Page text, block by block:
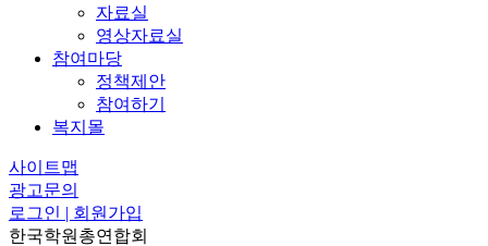
자료실
영상자료실
참여마당
정책제안
참여하기
복지몰
사이트맵
광고문의
로그인 | 회원가입
한국학원총연합회